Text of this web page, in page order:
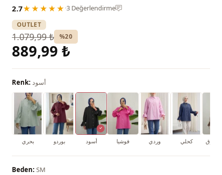
2.7★★★★★ ·3 Değerlendirme
OUTLET
1.079,99 ₺ %20
889,99 ₺
Renk: أسود
بحري بوردو أسود فوشيا وردي كحلي محروق
Beden: SM